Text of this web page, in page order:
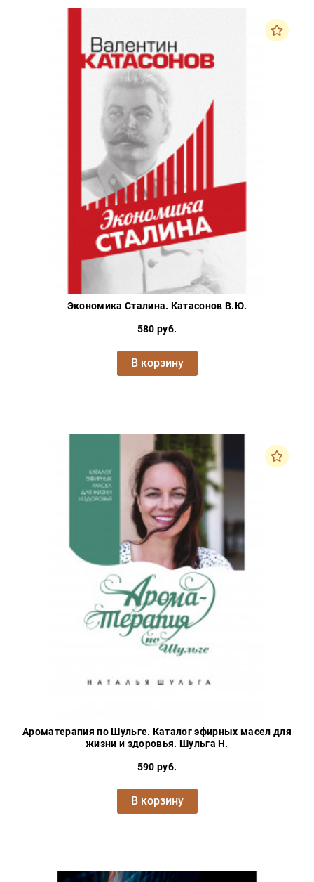
Экономика Сталина. Катасонов В.Ю.
580 руб.
В корзину
Ароматерапия по Шульге. Каталог эфирных масел для
жизни и здоровья. Шульга Н.
590 руб.
В корзину